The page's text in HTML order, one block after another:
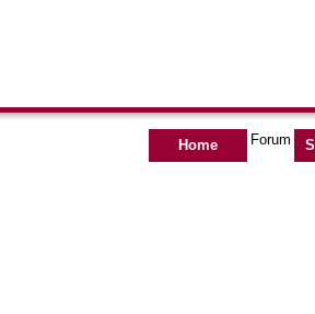
Home Forum